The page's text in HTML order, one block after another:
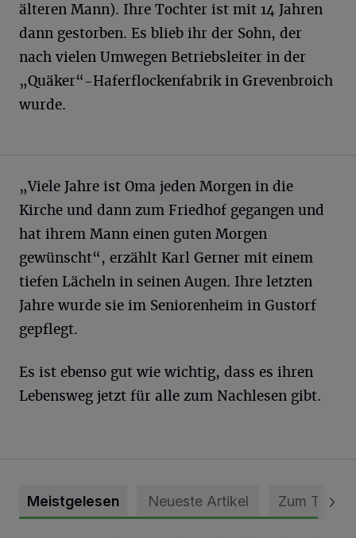
älteren Mann). Ihre Tochter ist mit 14 Jahren
dann gestorben. Es blieb ihr der Sohn, der
nach vielen Umwegen Betriebsleiter in der
„Quäker“-Haferflockenfabrik in Grevenbroich
wurde.
„Viele Jahre ist Oma jeden Morgen in die
Kirche und dann zum Friedhof gegangen und
hat ihrem Mann einen guten Morgen
gewünscht“, erzählt Karl Gerner mit einem
tiefen Lächeln in seinen Augen. Ihre letzten
Jahre wurde sie im Seniorenheim in Gustorf
gepflegt.
Es ist ebenso gut wie wichtig, dass es ihren
Lebensweg jetzt für alle zum Nachlesen gibt.
Meistgelesen Neueste Artikel Zum Thema